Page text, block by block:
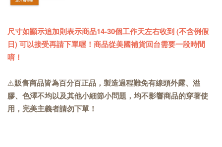
尺寸如顯示追加則表示商品14-30個工作天左右收到 (不含例假
日) 可以接受再請下單喔！商品從美國補貨回台需要一段時間
唷！
⚠️販售商品皆為百分百正品，製造過程難免有線頭外露、溢
膠、色澤不均以及其他小細節小問題，均不影響商品的穿著使
用，完美主義者請勿下單！